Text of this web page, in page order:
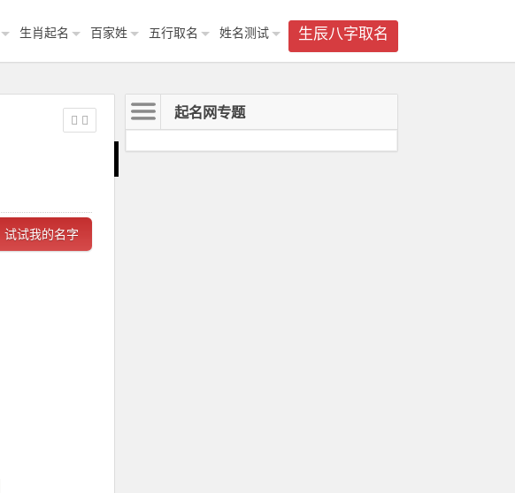
生辰八字取名
生肖起名 百家姓 五行取名 姓名测试
试试我的名字
起名网专题